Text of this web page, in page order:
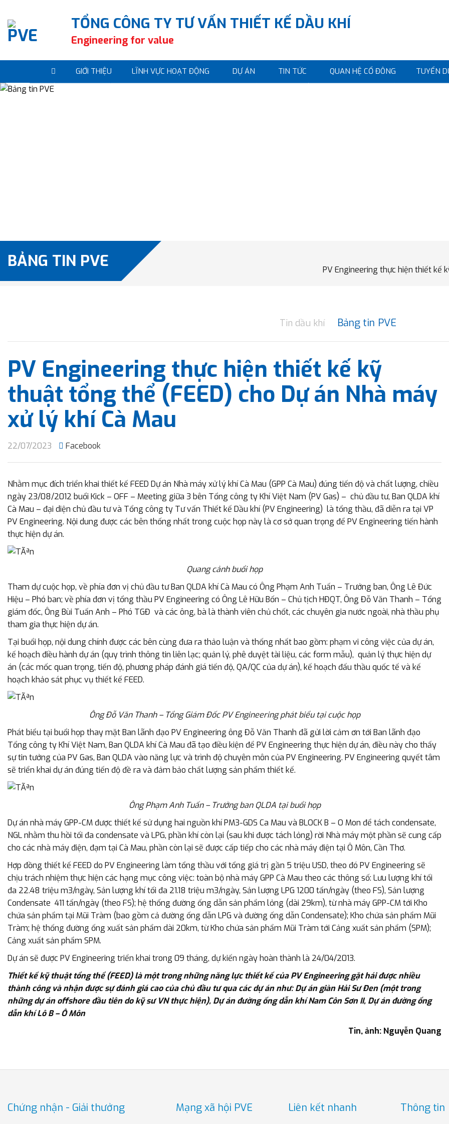
content
TỔNG CÔNG TY TƯ VẤN THIẾT KẾ DẦU KHÍ
Engineering for value
GIỚI THIỆU LĨNH VỰC HOẠT ĐỘNG DỰ ÁN TIN TỨC QUAN HỆ CỔ ĐÔNG TUYỂN
BẢNG TIN PVE PV Engineering thực hiện thiết kế
Tin dầu khí Bảng tin PVE
PV Engineering thực hiện thiết kế kỹ
thuật tổng thể (FEED) cho Dự án Nhà máy
xử lý khí Cà Mau
22/07/2023 Facebook
Nhằm mục đích triển khai thiết kế FEED Dự án Nhà máy xử lý khí Cà Mau (GPP Cà Mau) đúng tiến độ và chất lượng, chiều
ngày 23/08/2012 buổi Kick – OFF – Meeting giữa 3 bên Tổng công ty Khí Việt Nam (PV Gas) – chủ đầu tư, Ban QLDA khí
Cà Mau – đại diện chủ đầu tư và Tổng công ty Tư vấn Thiết kế Dầu khí (PV Engineering) là tổng thầu, đã diễn ra tại VP
PV Engineering. Nội dung được các bên thống nhất trong cuộc họp này là cơ sở quan trọng để PV Engineering tiến hành
thực hiện dự án.
Quang cảnh buổi họp
Tham dự cuộc họp, về phía đơn vị chủ đầu tư Ban QLDA khí Cà Mau có Ông Phạm Anh Tuấn – Trưởng ban, Ông Lê Đức
Hiệu – Phó ban; về phía đơn vị tổng thầu PV Engineering có Ông Lê Hữu Bốn – Chủ tịch HĐQT, Ông Đỗ Văn Thanh – Tổng
giám đốc, Ông Bùi Tuấn Anh – Phó TGĐ và các ông, bà là thành viên chủ chốt, các chuyên gia nước ngoài, nhà thầu phụ
tham gia thực hiện dự án.
Tại buổi họp, nội dung chính được các bên cùng đưa ra thảo luận và thống nhất bao gồm: phạm vi công việc của dự án,
kế hoạch điều hành dự án (quy trình thông tin liên lạc; quản lý, phê duyệt tài liệu, các form mẫu), quản lý thực hiện dự
án (các mốc quan trọng, tiến độ, phương pháp đánh giá tiến độ, QA/QC của dự án), kế hoạch đấu thầu quốc tế và kế
hoạch khảo sát phục vụ thiết kế FEED.
Ông Đỗ Văn Thanh – Tổng Giám Đốc PV Engineering phát biểu tại cuộc họp
Phát biểu tại buổi họp thay mặt Ban lãnh đạo PV Engineering ông Đỗ Văn Thanh đã gửi lời cảm ơn tới Ban lãnh đạo
Tổng công ty Khí Việt Nam, Ban QLDA khí Cà Mau đã tạo điều kiện để PV Engineering thực hiện dự án, điều này cho thấy
sự tin tưởng của PV Gas, Ban QLDA vào năng lực và trình độ chuyên môn của PV Engineering. PV Engineering quyết tâm
sẽ triển khai dự án đúng tiến độ đề ra và đảm bảo chất lượng sản phẩm thiết kế.
Ông Phạm Anh Tuấn – Trưởng ban QLDA tại buổi họp
Dự án nhà máy GPP-CM được thiết kế sử dụng hai nguồn khí PM3-GDS Ca Mau và BLOCK B – O Mon để tách condensate,
NGL nhằm thu hồi tối đa condensate và LPG, phần khí còn lại (sau khi được tách lỏng) rời Nhà máy một phần sẽ cung cấp
cho các nhà máy điện, đạm tại Cà Mau, phần còn lại sẽ được cấp tiếp cho các nhà máy điện tại Ô Môn, Cần Thơ.
Hợp đồng thiết kế FEED do PV Engineering làm tổng thầu với tổng giá trị gần 5 triệu USD, theo đó PV Engineering sẽ
chịu trách nhiệm thực hiện các hạng mục công việc: toàn bộ nhà máy GPP Cà Mau theo các thông số: Lưu lượng khí tối
đa 22.48 triệu m3/ngày, Sản lượng khí tối đa 21.18 triệu m3/ngày, Sản lượng LPG 1200 tấn/ngày (theo FS), Sản lượng
Condensate 411 tấn/ngày (theo FS); hệ thống đường ống dẫn sản phẩm lỏng (dài 29km), từ nhà máy GPP-CM tới Kho
chứa sản phẩm tại Mũi Tràm (bao gồm cả đường ống dẫn LPG và đường ống dẫn Condensate); Kho chứa sản phẩm Mũi
Tràm; hệ thống đường ống xuất sản phẩm dài 20km, từ Kho chứa sản phẩm Mũi Tràm tới Cảng xuất sản phẩm (SPM);
Cảng xuất sản phẩm SPM.
Dự án sẽ được PV Engineering triển khai trong 09 tháng, dự kiến ngày hoàn thành là 24/04/2013.
Thiết kế kỹ thuật tổng thể (FEED) là một trong những năng lực thiết kế của PV Engineering gặt hái được nhiều
thành công và nhận được sự đánh giá cao của chủ đầu tư qua các dự án như: Dự án giàn Hải Sư Đen (một trong
những dự án offshore đầu tiên do kỹ sư VN thực hiện), Dự án đường ống dẫn khí Nam Côn Sơn II, Dự án đường ống
dẫn khí Lô B – Ô Môn
Tin, ảnh: Nguyễn Quang
Chứng nhận - Giải thưởng Mạng xã hội PVE Liên kết nhanh Thông tin